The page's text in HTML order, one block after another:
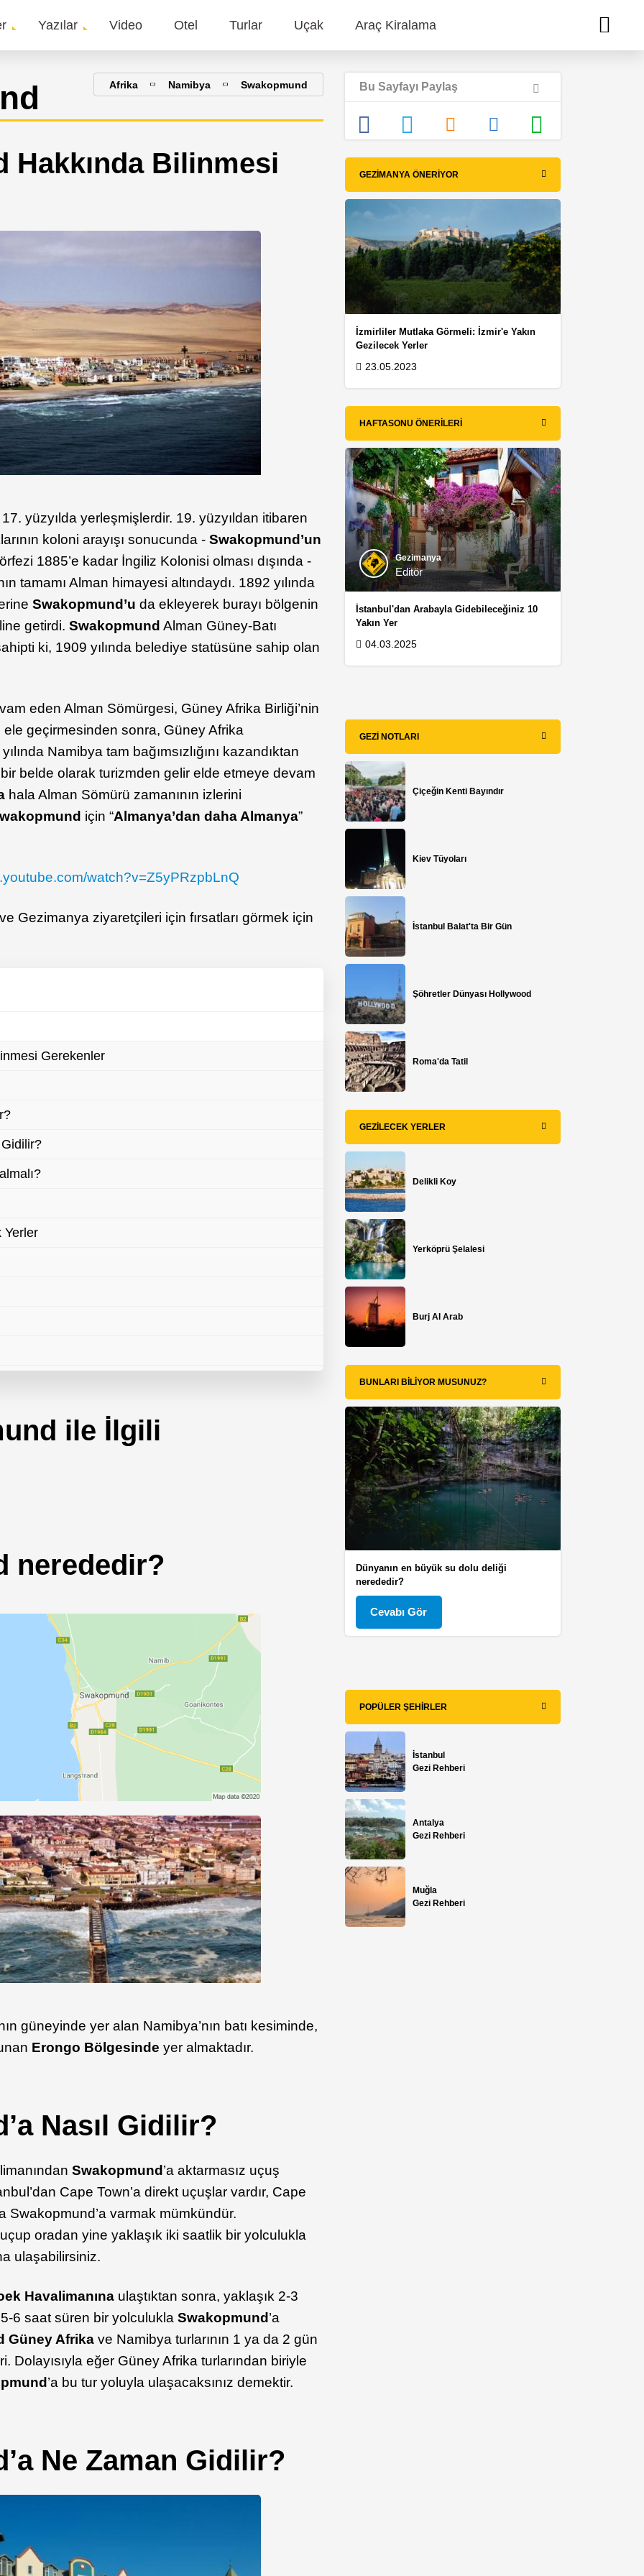
Yazılar Video Otel Turlar Uçak Araç Kiralama
Afrika Namibya Swakopmund
Hakkında Bilinmesi
yüzyılda yerleşmişlerdir. 19. yüzyıldan itibaren
koloni arayışı sonucunda -Swakopmund’un
1885’e kadar İngiliz Kolonisi olması dışında -
tamamı Alman himayesi altındaydı. 1892 yılında
Swakopmund’u da ekleyerek burayı bölgenin
getirdi.Swakopmund Alman Güney-Batı
ki, 1909 yılında belediye statüsüne sahip olan
eden Alman Sömürgesi, Güney Afrika Birliği’nin
ele geçirmesinden sonra, Güney Afrika
Namibya tam bağımsızlığını kazandıktan
belde olarak turizmden gelir elde etmeye devam
hala Alman Sömürü zamanının izlerini
için “Almanya’dan daha Almanya”
watch?v=Z5yPRzpbLnQ
Gezimanya ziyaretçileri için fırsatları görmek için
Gerekenler
Yerler
ile İlgili
nerededir?
güneyinde yer alan Namibya’nın batı kesiminde,
Erongo Bölgesinde yer almaktadır.
Nasıl Gidilir?
Swakopmund ’a aktarmasız uçuş
Cape Town’a direkt uçuşlar vardır, Cape
Swakopmund’a varmak mümkündür.
oradan yine yaklaşık iki saatlik bir yolculukla
ulaşabilirsiniz.
Havalimanına ulaştıktan sonra, yaklaşık 2-3
6 saat süren bir yolculuklaSwakopmund ’a
Güney Afrikave Namibya turlarının 1 ya da 2 gün
Dolayısıyla eğer Güney Afrika turlarından biriyle
’a bu tur yoluyla ulaşacaksınız demektir.
Ne Zaman Gidilir?
Bu Sayfayı Paylaş
GEZIMANYA ÖNERIYOR
İzmirliler Mutlaka Görmeli: İzmir'e Yakın
Gezilecek Yerler
23.05.2023
HAFTASONU ÖNERILERI
Gezimanya
Editör
İstanbul'dan Arabayla Gidebileceğiniz 10
Yakın Yer
04.03.2025
GEZI NOTLARI
Çiçeğin Kenti Bayındır
Kiev Tüyoları
İstanbul Balat'ta Bir Gün
Şöhretler Dünyası Hollywood
Roma'da Tatil
GEZILECEK YERLER
Delikli Koy
Yerköprü Şelalesi
Burj Al Arab
BUNLARI BILIYOR MUSUNUZ?
Dünyanın en büyük su dolu deliği
nerededir?
Cevabı Gör
POPÜLER ŞEHIRLER
İstanbul
Gezi Rehberi
Antalya
Gezi Rehberi
Muğla
Gezi Rehberi